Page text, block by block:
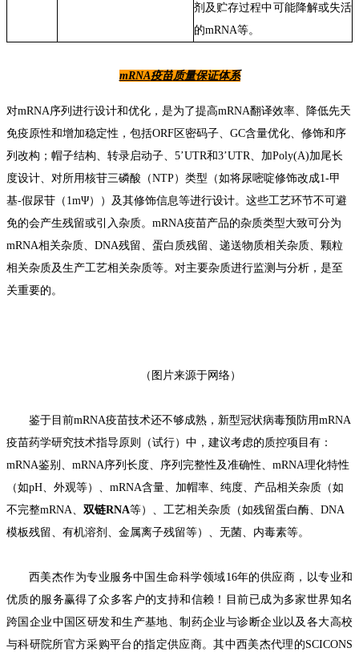
剂及贮存过程中可能降解或失活
的mRNA等。
mRNA疫苗质量保证体系
对mRNA序列进行设计和优化，是为了提高mRNA翻译效率、降低先天
免疫原性和增加稳定性， 包括ORF区密码子、GC含量优化、修饰和序
列改构 ； 帽子结构、转录启动子、5’UTR和3’UTR、 加Poly(A)加尾长
度设计、 对所用核苷三磷酸（NTP）类型（如将尿嘧啶修饰改成1-甲
基-假尿苷（ 1mΨ）） 及其修饰信息等进行设计。 这些工艺环节不可避
免的会产生残留或引入杂质。mRNA疫苗产品的杂质类型大致可分为
mRNA相关杂质、 DNA残留、蛋白质残留、递送物质相关杂质、颗粒
相关杂质及生产工艺相关杂质等。对主要杂质进行监测与分析， 是至
关重要的。
（ 图片来源于网络）
鉴于目前mRNA疫苗技术还不够成熟， 新型冠状病毒预防用mRNA
疫苗药学研究技术指导原则（试行） 中， 建议考虑的质控项目 有 ：
mRNA鉴别、 mRNA序列长度、序列完整性及准确性、 mRNA理化特性
（如pH、外观等）、 mRNA含量、加帽率、纯度、产品相关杂质（如
不完整mRNA、 双链RNA等）、工艺相关杂质（如残留蛋白酶、 DNA
模板残留、有机溶剂、 金属离子残留等）、无菌、内毒素等。
西美杰作为专业服务中国生命科学领域16年的供应商， 以专业和
优质的服务赢得了众多客户的支持和信赖！目前已成为多家世界知名
跨国企业中国区研发和生产基地、制药企业与诊断企业以及各大高校
与科研院所官方采购平台的指定供应商。其中西美杰代理的SCICONS